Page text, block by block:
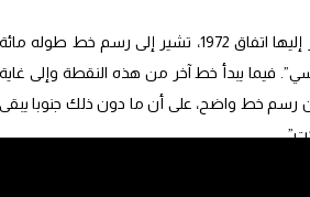
معاهدة رسم الحدود المبرمة بلا مغنية في تاريخ 18 مارس 1845، التي يشير إليها اتفاق 1972، تشير إلى رسم خط طوله مائة
فيما يبدأ خط آخر من هذه النقطة وإلى غاية
رسم خط واضح، على أن ما دون ذلك جنوبا يبقى
اعتبار نهر ملوية بمثابة حدود فاصلة بين